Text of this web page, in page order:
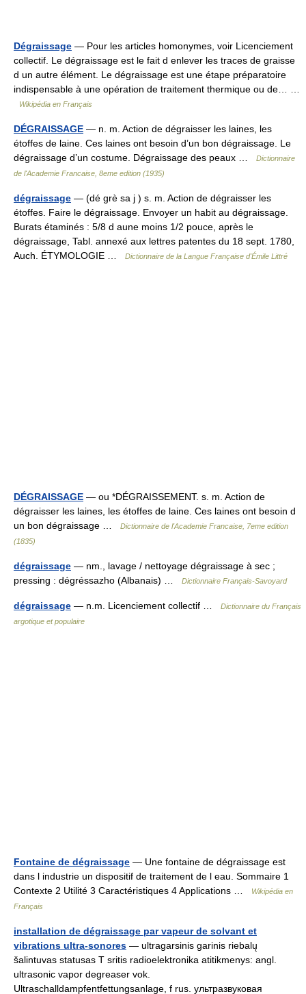
Dégraissage — Pour les articles homonymes, voir Licenciement
collectif. Le dégraissage est le fait d enlever les traces de graisse
d un autre élément. Le dégraissage est une étape préparatoire
indispensable à une opération de traitement thermique ou de… …
Wikipédia en Français
DÉGRAISSAGE — n. m. Action de dégraisser les laines, les
étoffes de laine. Ces laines ont besoin d’un bon dégraissage. Le
dégraissage d’un costume. Dégraissage des peaux …
Dictionnaire
de l'Academie Francaise, 8eme edition (1935)
dégraissage — (dé grè sa j ) s. m. Action de dégraisser les
étoffes. Faire le dégraissage. Envoyer un habit au dégraissage.
Burats étaminés : 5/8 d aune moins 1/2 pouce, après le
dégraissage, Tabl. annexé aux lettres patentes du 18 sept. 1780,
Auch. ÉTYMOLOGIE …
Dictionnaire de la Langue Française d'Émile Littré
DÉGRAISSAGE — ou *DÉGRAISSEMENT. s. m. Action de
dégraisser les laines, les étoffes de laine. Ces laines ont besoin d
un bon dégraissage …
Dictionnaire de l'Academie Francaise, 7eme edition
(1835)
dégraissage — nm., lavage / nettoyage dégraissage à sec ;
pressing : dégréssazho (Albanais) …
Dictionnaire Français-Savoyard
dégraissage — n.m. Licenciement collectif …
Dictionnaire du Français
argotique et populaire
Fontaine de dégraissage — Une fontaine de dégraissage est
dans l industrie un dispositif de traitement de l eau. Sommaire 1
Contexte 2 Utilité 3 Caractéristiques 4 Applications …
Wikipédia en
Français
installation de dégraissage par vapeur de solvant et
vibrations ultra-sonores — ultragarsinis garinis riebalų
šalintuvas statusas T sritis radioelektronika atitikmenys: angl.
ultrasonic vapor degreaser vok.
Ultraschalldampfentfettungsanlage, f rus. ультразвуковая